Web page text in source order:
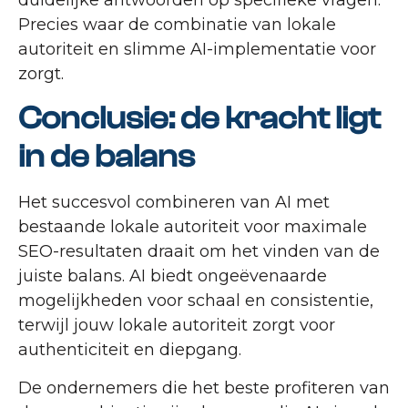
Precies waar de combinatie van lokale
autoriteit en slimme AI-implementatie voor
zorgt.
Conclusie: de kracht ligt
in de balans
Het succesvol combineren van AI met
bestaande lokale autoriteit voor maximale
SEO-resultaten draait om het vinden van de
juiste balans. AI biedt ongeëvenaarde
mogelijkheden voor schaal en consistentie,
terwijl jouw lokale autoriteit zorgt voor
authenticiteit en diepgang.
De ondernemers die het beste profiteren van